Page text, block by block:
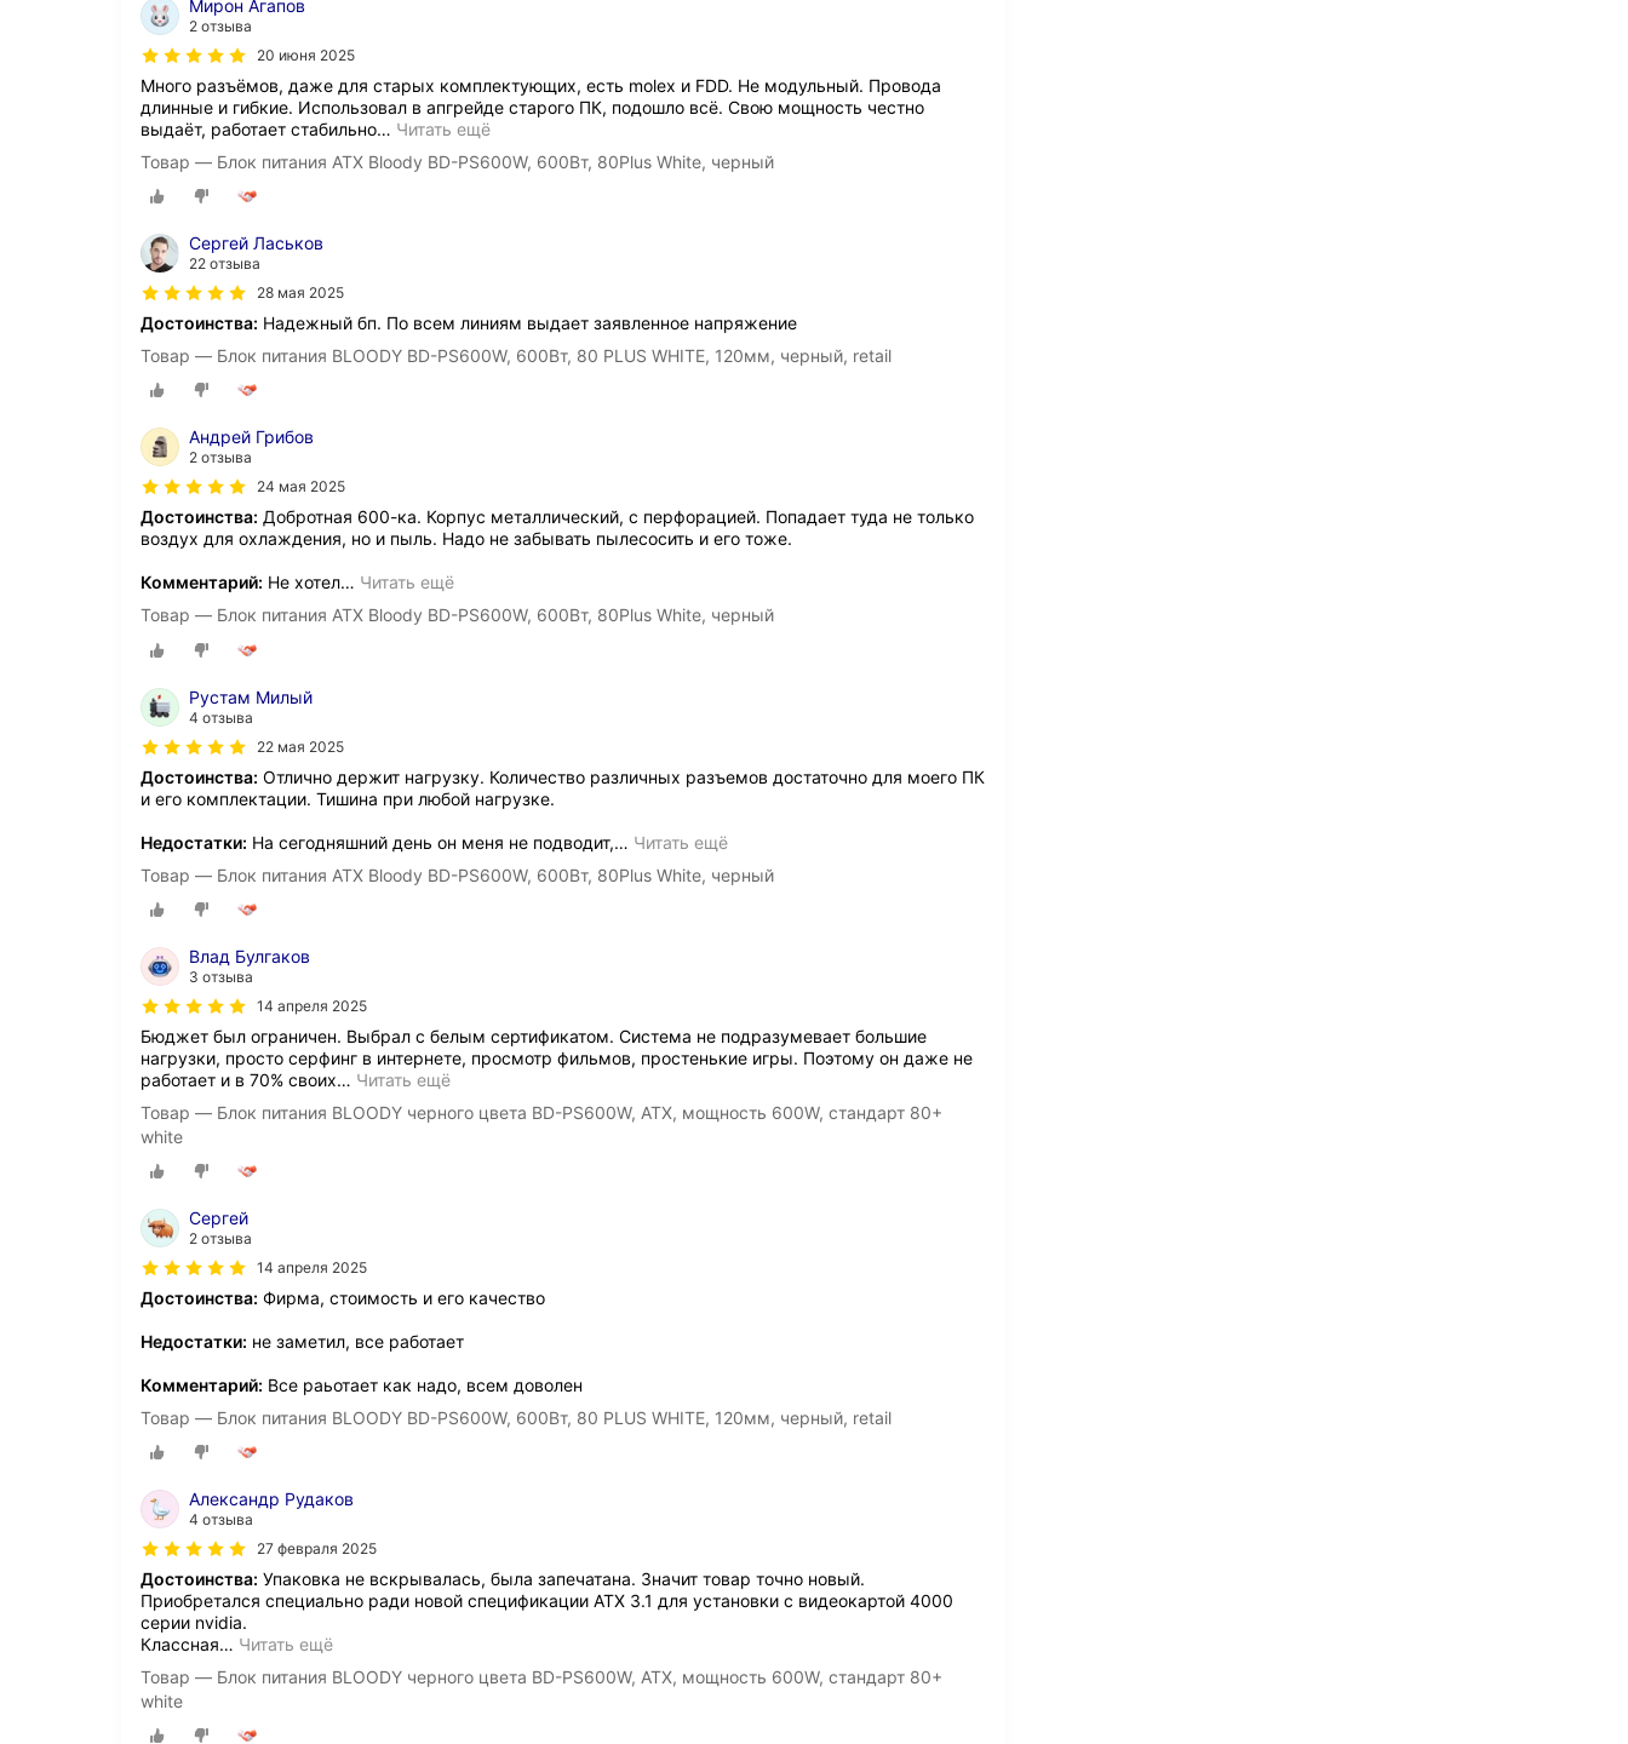
Мирон Агапов
2 отзыва
20 июня 2025
Много разъёмов, даже для старых комплектующих, есть molex и FDD. Не модульный. Провода
длинные и гибкие. Использовал в апгрейде старого ПК, подошло всё. Свою мощность честно
выдаёт, работает стабильно… Читать ещё
Товар — Блок питания ATX Bloody BD-PS600W, 600Вт, 80Plus White, черный
Сергей Ласьков
22 отзыва
28 мая 2025
Достоинства: Надежный бп. По всем линиям выдает заявленное напряжение
Товар — Блок питания BLOODY BD-PS600W, 600Вт, 80 PLUS WHITE, 120мм, черный, retail
Андрей Грибов
2 отзыва
24 мая 2025
Достоинства: Добротная 600-ка. Корпус металлический, с перфорацией. Попадает туда не только
воздух для охлаждения, но и пыль. Надо не забывать пылесосить и его тоже.
Комментарий: Не хотел… Читать ещё
Товар — Блок питания ATX Bloody BD-PS600W, 600Вт, 80Plus White, черный
Рустам Милый
4 отзыва
22 мая 2025
Достоинства: Отлично держит нагрузку. Количество различных разъемов достаточно для моего ПК
и его комплектации. Тишина при любой нагрузке.
Недостатки: На сегодняшний день он меня не подводит,… Читать ещё
Товар — Блок питания ATX Bloody BD-PS600W, 600Вт, 80Plus White, черный
Влад Булгаков
3 отзыва
14 апреля 2025
Бюджет был ограничен. Выбрал с белым сертификатом. Система не подразумевает большие
нагрузки, просто серфинг в интернете, просмотр фильмов, простенькие игры. Поэтому он даже не
работает и в 70% своих… Читать ещё
Товар — Блок питания BLOODY черного цвета BD-PS600W, ATX, мощность 600W, стандарт 80+
white
Сергей
2 отзыва
14 апреля 2025
Достоинства: Фирма, стоимость и его качество
Недостатки: не заметил, все работает
Комментарий: Все раьотает как надо, всем доволен
Товар — Блок питания BLOODY BD-PS600W, 600Вт, 80 PLUS WHITE, 120мм, черный, retail
Александр Рудаков
4 отзыва
27 февраля 2025
Достоинства: Упаковка не вскрывалась, была запечатана. Значит товар точно новый.
Приобретался специально ради новой спецификации ATX 3.1 для установки с видеокартой 4000
серии nvidia.
Классная… Читать ещё
Товар — Блок питания BLOODY черного цвета BD-PS600W, ATX, мощность 600W, стандарт 80+
white